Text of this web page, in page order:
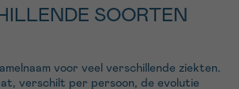
SOORTEN
voor veel verschillende ziekten.
verschilt per persoon, de evolutie